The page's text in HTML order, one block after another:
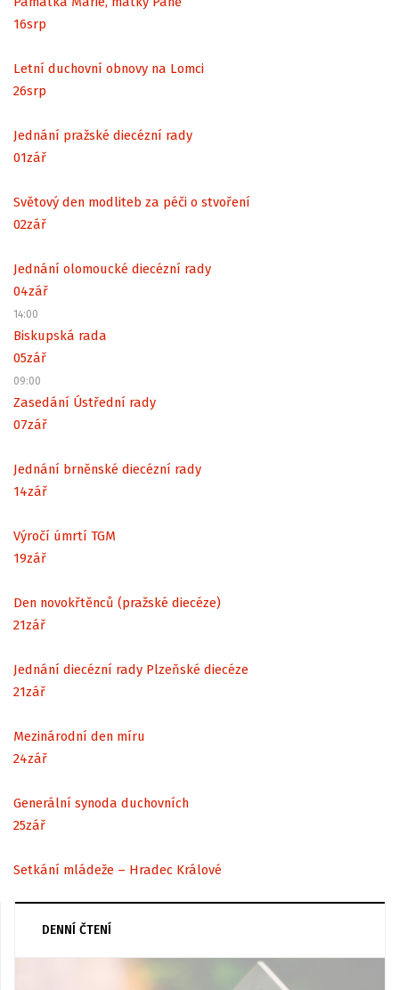
16srp
Letní duchovní obnovy na Lomci
26srp
Jednání pražské diecézní rady
01zář
Světový den modliteb za péči o stvoření
02zář
Jednání olomoucké diecézní rady
04zář
14:00
Biskupská rada
05zář
09:00
Zasedání Ústřední rady
07zář
Jednání brněnské diecézní rady
14zář
Výročí úmrtí TGM
19zář
Den novokřtěnců (pražské diecéze)
21zář
Jednání diecézní rady Plzeňské diecéze
21zář
Mezinárodní den míru
24zář
Generální synoda duchovních
25zář
Setkání mládeže – Hradec Králové
DENNÍ ČTENÍ